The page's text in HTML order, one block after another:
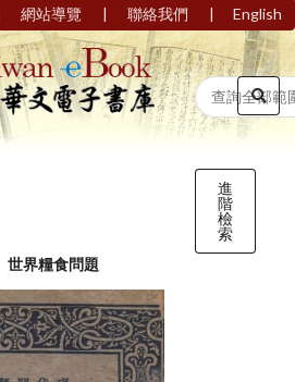
網站導覽 | 聯絡我們 | English
進
階
檢
索
世界糧食問題